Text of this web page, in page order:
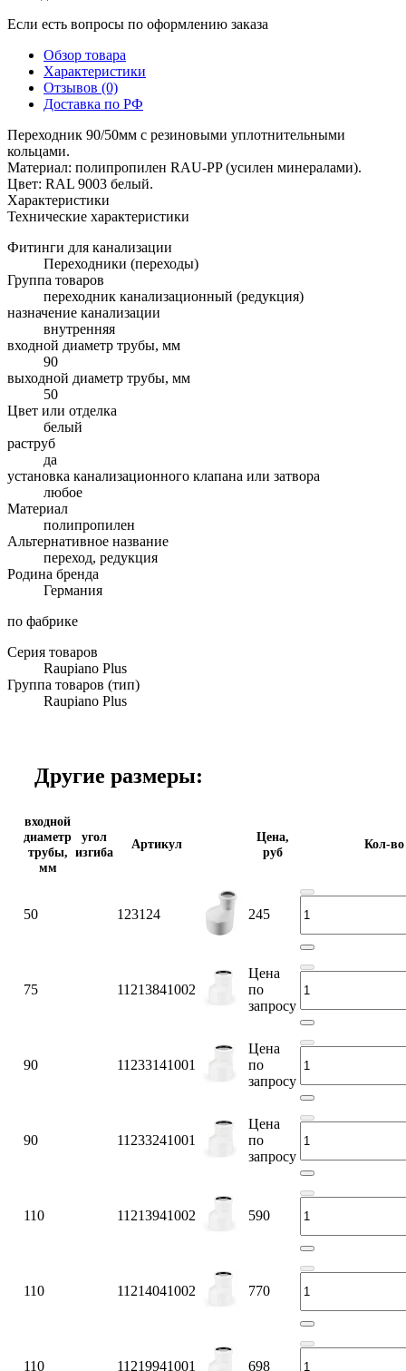
Если есть вопросы по оформлению заказа
Обзор товара
Характеристики
Отзывов (0)
Доставка по РФ
Переходник 90/50мм с резиновыми уплотнительными
кольцами.
Материал: полипропилен RAU-PP (усилен минералами).
Цвет: RAL 9003 белый.
Характеристики
Технические характеристики
Фитинги для канализации
Переходники (переходы)
Группа товаров
переходник канализационный (редукция)
назначение канализации
внутренняя
входной диаметр трубы, мм
90
выходной диаметр трубы, мм
50
Цвет или отделка
белый
раструб
да
установка канализационного клапана или затвора
любое
Материал
полипропилен
Альтернативное название
переход, редукция
Родина бренда
Германия
по фабрике
Серия товаров
Raupiano Plus
Группа товаров (тип)
Raupiano Plus
Другие размеры:
входной
диаметр
трубы,
мм
угол
изгиба
Артикул
Цена,
руб
Кол-во
50 123124 245
75 11213841002
Цена
по
запросу
90 11233141001
Цена
по
запросу
90 11233241001
Цена
по
запросу
110 11213941002 590
110 11214041002 770
110 11219941001 698